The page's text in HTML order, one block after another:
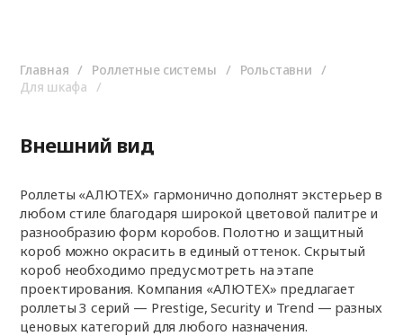
Главная Роллетные системы
Рольставни
Для шкафа
Внешний вид
Роллеты «АЛЮТЕХ» гармонично дополнят экстерьер в
любом стиле благодаря широкой цветовой палитре и
разнообразию форм коробов. Полотно и защитный
короб можно окрасить в единый оттенок. Скрытый
короб необходимо предусмотреть на этапе
проектирования. Компания «АЛЮТЕХ» предлагает
роллеты 3 серий — Prestige, Security и Trend — разных
ценовых категорий для любого назначения.